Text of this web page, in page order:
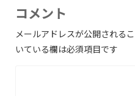
コメント
メールアドレスが公開される
いている欄は必須項目です